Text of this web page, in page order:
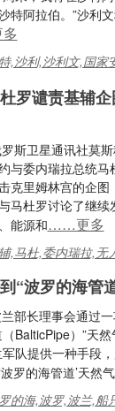
特阿拉伯。”沙利
,沙利,沙利文,国家
罗谴责基辅
斯卫星通讯社莫
与委内瑞拉总统
克里姆林宫的企
马杜罗讨论了继
能源和……更多
,马杜,委内瑞拉,无
“波罗的海管
部长理事会通过
BalticPipe）”天
队提供一种手段
罗的海管道’天然
的海,波罗,波兰,船